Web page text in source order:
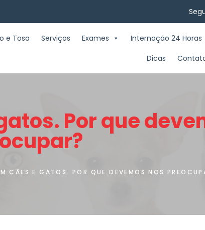
e Tosa Serviços Exames
Internação 24 Horas
Dicas
Por que
CÃES E GATOS. POR QUE DEVEMOS NOS